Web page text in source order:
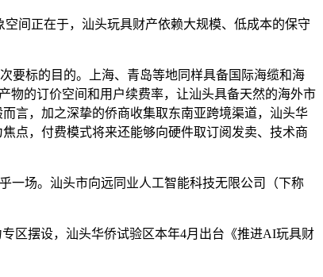
间正在于，汕头玩具财产依赖大规模、低成本的保守
标的目的。上海、青岛等地同样具备国际海缆和海
物的订价空间和用户续费率，让汕头具备天然的海外市
言，加之深挚的侨商收集取东南亚跨境渠道，汕头华
点，付费模式将来还能够向硬件取订阅发卖、技术商
场。汕头市向远同业人工智能科技无限公司（下称
区摆设，汕头华侨试验区本年4月出台《推进AI玩具财